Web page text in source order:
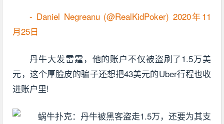
- Daniel Negreanu (@RealKidPoker) 2020年11
月25日
丹牛大发雷霆，他的账户不仅被盗刷了1.5万美
元，这个厚脸皮的骗子还想把43美元的Uber行程也收
进账户里!